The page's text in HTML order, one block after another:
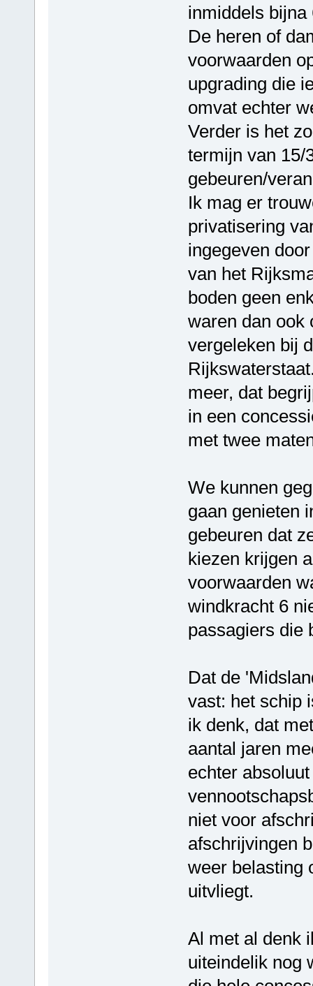
inmiddels bijna
De heren of
voorwaarden
upgrading die
omvat echter
Verder is het
termijn van 15/
gebeuren/
Ik mag er
privatisering
ingegeven
van het
boden geen
waren dan ook
vergeleken bij
meer, dat
in een
met twee
We kunnen
gaan genieten
gebeuren dat
kiezen krijgen
voorwaarden
windkracht 6
passagiers die
Dat de
vast: het schip
ik denk, dat
aantal jaren
echter
niet voor
afschrijvingen
weer belasting
uitvliegt.
Al met al denk
uiteindelik nog